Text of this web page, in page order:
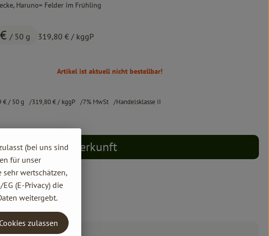
Haruno= Felder im Frühling
/ 50 g 319,80 € / kggP
Artikel ist aktuell nicht bestellbar!
€/ 50 g 319,80 €/ kggP 7% MwSt Handelsklasse II
Herkunft
(bei uns sind
für unser
sehr wertschätzen,
(E-Privacy) die
weitergebt.
zulassen